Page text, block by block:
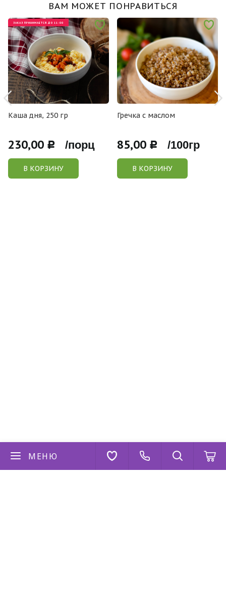
МЕНЮ
ВАМ МОЖЕТ ПОНРАВИТЬСЯ
ЗАКАЗ ПРИНИМАЕТСЯ ДО 11:00
Каша дня, 250 гр
230,00 Р /порц
В КОРЗИНУ
Гречка с маслом
85,00 Р /100гр
В КОРЗИНУ